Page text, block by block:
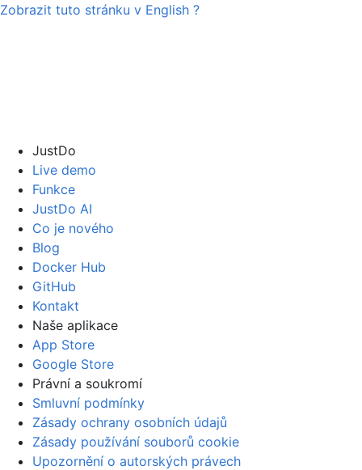
Zobrazit tuto stránku v English ?
JustDo
Live demo
Funkce
JustDo AI
Co je nového
Blog
Docker Hub
GitHub
Kontakt
Naše aplikace
App Store
Google Store
Právní a soukromí
Smluvní podmínky
Zásady ochrany osobních údajů
Zásady používání souborů cookie
Upozornění o autorských právech